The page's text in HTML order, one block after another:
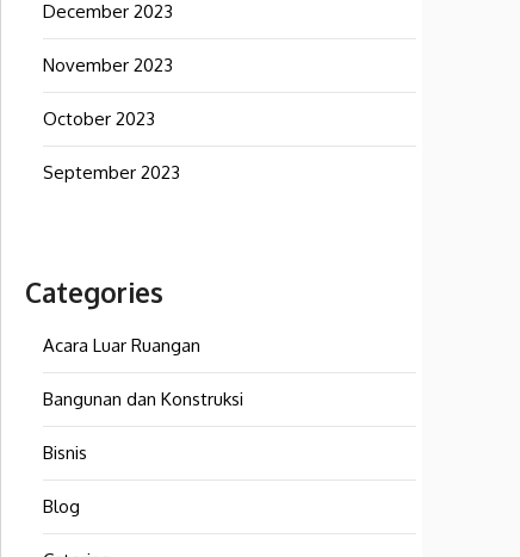
December 2023
November 2023
October 2023
September 2023
Categories
Acara Luar Ruangan
Bangunan dan Konstruksi
Bisnis
Blog